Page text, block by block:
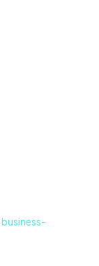
business-